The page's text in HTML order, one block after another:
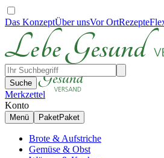
Das KonzeptÜber unsVor OrtRezepte
Suche
Merkzettel
Konto
Menü PaketPaket
Brote & Aufstriche
Gemüse & Obst